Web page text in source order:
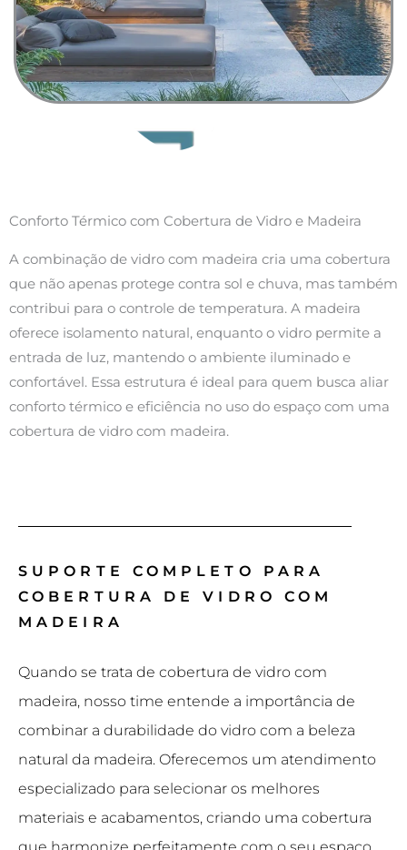
Conforto Térmico com Cobertura de Vidro e Madeira
A combinação de vidro com madeira cria uma cobertura
que não apenas protege contra sol e chuva, mas também
contribui para o controle de temperatura. A madeira
oferece isolamento natural, enquanto o vidro permite a
entrada de luz, mantendo o ambiente iluminado e
confortável. Essa estrutura é ideal para quem busca aliar
conforto térmico e eficiência no uso do espaço com uma
cobertura de vidro com madeira.
SUPORTE COMPLETO PARA
COBERTURA DE VIDRO COM
MADEIRA
Quando se trata de cobertura de vidro com
madeira, nosso time entende a importância de
combinar a durabilidade do vidro com a beleza
natural da madeira. Oferecemos um atendimento
especializado para selecionar os melhores
materiais e acabamentos, criando uma cobertura